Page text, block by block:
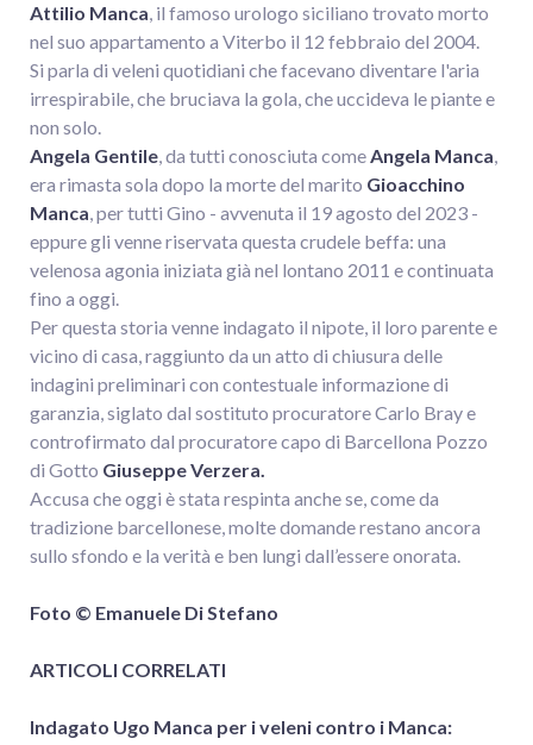
Attilio Manca, il famoso urologo siciliano trovato morto
nel suo appartamento a Viterbo il 12 febbraio del 2004.
Si parla di veleni quotidiani che facevano diventare l'aria
irrespirabile, che bruciava la gola, che uccideva le piante e
non solo.
Angela Gentile, da tutti conosciuta comeAngela Manca,
era rimasta sola dopo la morte del marito Gioacchino
Manca, per tutti Gino - avvenuta il 19 agosto del 2023 -
eppure gli venne riservata questa crudele beffa: una
velenosa agonia iniziata già nel lontano 2011 e continuata
fino a oggi.
Per questa storia venne indagato il nipote, il loro parente e
vicino di casa, raggiunto da un atto di chiusura delle
indagini preliminari con contestuale informazione di
garanzia, siglato dal sostituto procuratore Carlo Bray e
controfirmato dal procuratore capo di Barcellona Pozzo
di Gotto Giuseppe Verzera.
Accusa che oggi è stata respinta anche se, come da
tradizione barcellonese, molte domande restano ancora
sullo sfondo e la verità e ben lungi dall’essere onorata.
Foto © Emanuele Di Stefano
ARTICOLI CORRELATI
Indagato Ugo Manca per i veleni contro i Manca: